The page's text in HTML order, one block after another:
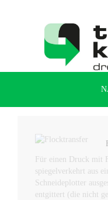
Für einen Druck mit
spiegelverkehrt aus
Schneideplotter
entgittert (die nicht